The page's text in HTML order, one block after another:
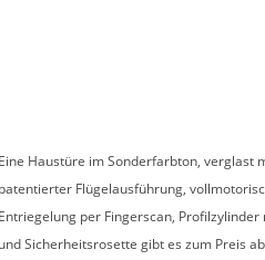
Eine Haustüre im Sonderfarbton, verglast
patentierter Flügelausführung,
Entriegelung per Fingerscan, Profilzylinder
und Sicherheitsrosette gibt es zum Preis